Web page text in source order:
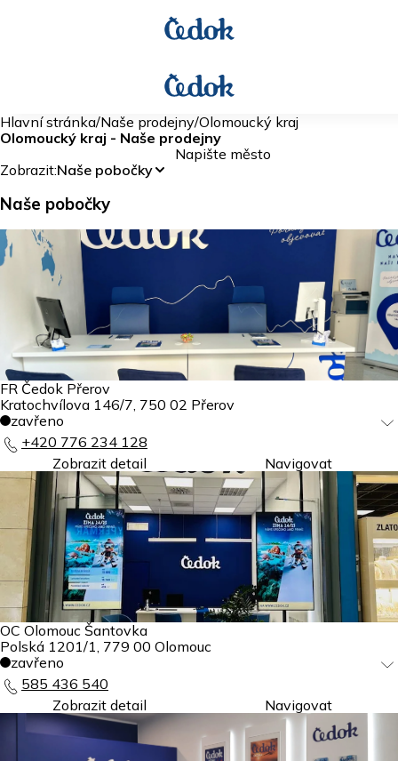
Hlavní stránka/Naše prodejny/Olomoucký kraj
Olomoucký kraj - Naše prodejny
Napište město
Zobrazit:Naše pobočky
Naše pobočky
FR Čedok Přerov
Kratochvílova 146/7, 750 02 Přerov
zavřeno
+420 776 234 128
Zobrazit detail
Navigovat
OC Olomouc Šantovka
Polská 1201/1, 779 00 Olomouc
zavřeno
585 436 540
Zobrazit detail
Navigovat